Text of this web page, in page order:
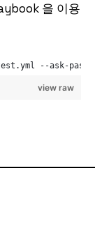
을 이용
--ask-pass
view raw